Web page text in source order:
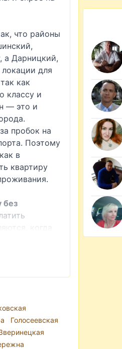
что районы
а Дарницкий,
для
как
классу и
— это и
пробок на
Поэтому
в
квартиру
без
когда
на квартиру,
сделку.
Голосеевская